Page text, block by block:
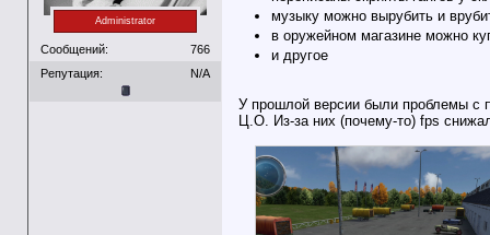
Administrator
Сообщений:
766
Репутация:
N/A
музыку можно вырубить и
в оружейном магазине можно
и другое
У прошлой версии были проблемы с
Ц.О. Из-за них (почему-то) fps